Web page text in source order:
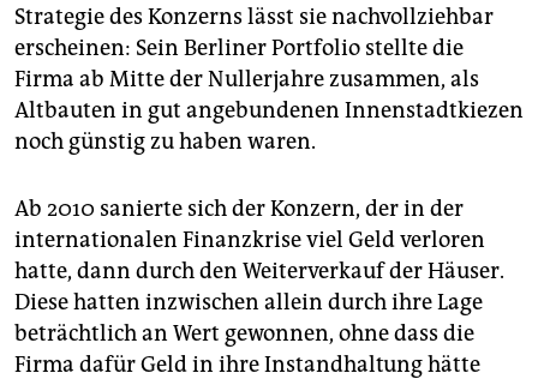
Strategie des Konzerns lässt sie nachvollziehbar
erscheinen: Sein Berliner Portfolio stellte die
Firma ab Mitte der Nullerjahre zusammen, als
Altbauten in gut angebundenen Innenstadtkiezen
noch günstig zu haben waren.
Ab 2010 sanierte sich der Konzern, der in der
internationalen Finanzkrise viel Geld verloren
hatte, dann durch den Weiterverkauf der Häuser.
Diese hatten inzwischen allein durch ihre Lage
beträchtlich an Wert gewonnen, ohne dass die
Firma dafür Geld in ihre Instandhaltung hätte